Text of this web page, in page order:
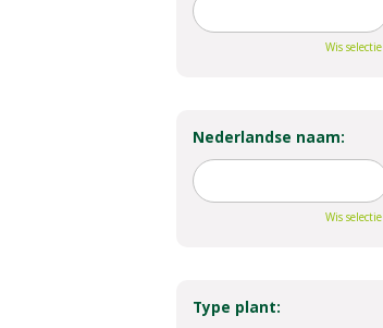
Wis selectie
Nederlandse naam:
Wis selectie
Type plant: